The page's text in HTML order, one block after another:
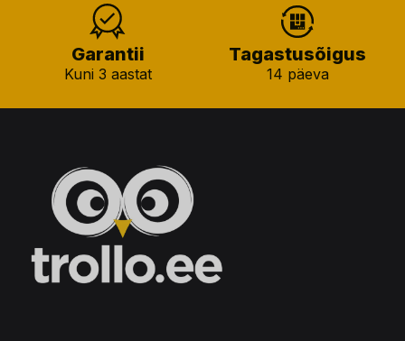
Garantii
Kuni 3 aastat
Tagastusõigus
14 päeva